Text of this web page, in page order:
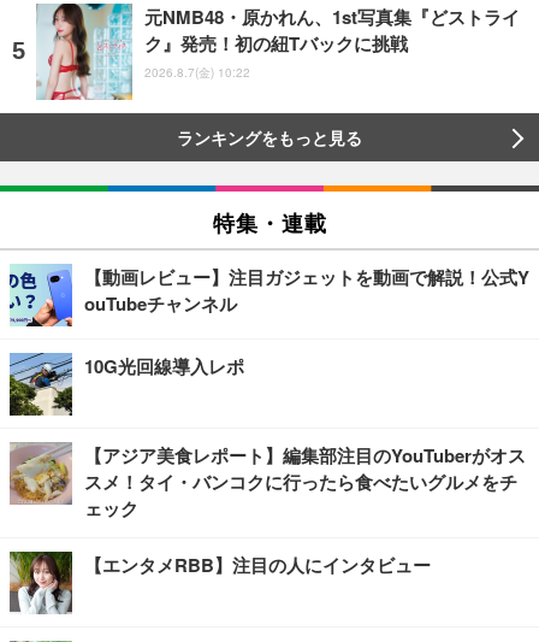
元NMB48・原かれん、1st写真集『どストライ
ク』発売！初の紐Tバックに挑戦
2026.8.7(金) 10:22
ランキングをもっと見る
特集・連載
【動画レビュー】注目ガジェットを動画で解説！公式Y
ouTubeチャンネル
10G光回線導入レポ
【アジア美食レポート】編集部注目のYouTuberがオス
スメ！タイ・バンコクに行ったら食べたいグルメをチ
ェック
【エンタメRBB】注目の人にインタビュー